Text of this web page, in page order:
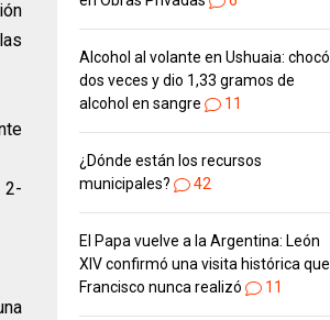
2-
Alcohol al volante en Ushuaia: chocó
dos veces y dio 1,33 gramos de
alcohol en sangre
11
¿Dónde están los recursos
municipales?
42
El Papa vuelve a la Argentina: León
XIV confirmó una visita histórica que
Francisco nunca realizó
11